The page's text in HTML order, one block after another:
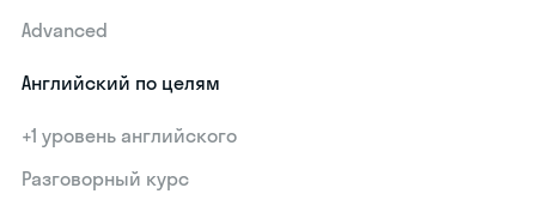
Advanced
Английский по целям
+1 уровень английского
Разговорный курс